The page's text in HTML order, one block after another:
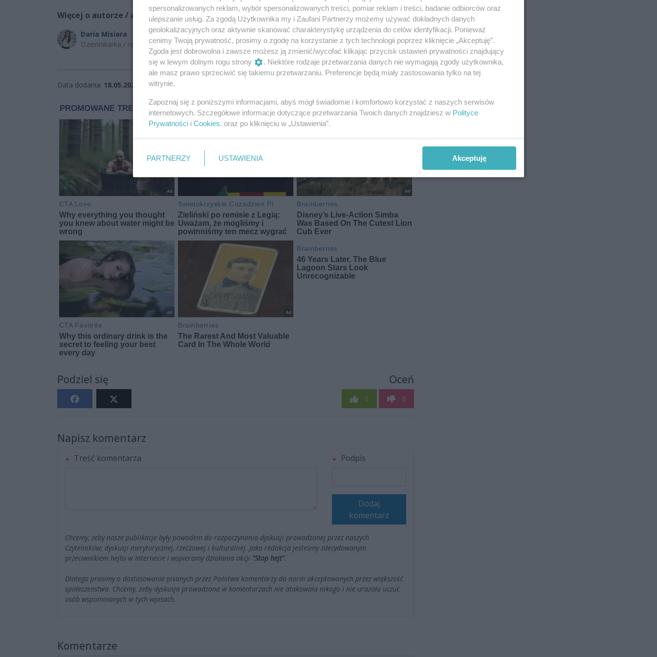
Więcej o autorze / autorach:
Daria Misiara
Dziennikarka / reporterka
Data dodania: 18.05.2026 09:37 Wyświetleń:
Podziel się Oceń
0 0
Napisz komentarz
Treść komentarza Podpis
Dodaj
komentarz
Chcemy, żeby nasze publikacje były powodem do rozpoczynania dyskusji prowadzonej przez naszych
Czytelników; dyskusji merytorycznej, rzeczowej i kulturalnej. Jako redakcja jesteśmy zdecydowanym
przeciwnikiem hejtu w Internecie i wspieramy działania akcji "Stop hejt".
Dlatego prosimy o dostosowanie pisanych przez Państwa komentarzy do norm akceptowanych przez większość
społeczeństwa. Chcemy, żeby dyskusja prowadzona w komentarzach nie atakowała nikogo i nie urażała uczuć
osób wspominanych w tych wpisach.
Komentarze
spersonalizowanych reklam, wybór spersonalizowanych treści, pomiar reklam i treści, badanie odbiorców oraz
ulepszanie usług. Za zgodą Użytkownika my i Zaufani Partnerzy możemy używać dokładnych danych
geolokalizacyjnych oraz aktywnie skanować charakterystykę urządzenia do celów identyfikacji. Ponieważ
cenimy Twoją prywatność, prosimy o zgodę na korzystanie z tych technologii poprzez kliknięcie „Akceptuję”.
Zgoda jest dobrowolna i zawsze możesz ją zmienić/wycofać klikając przycisk ustawień prywatności znajdujący
się w lewym dolnym rogu strony
. Niektóre rodzaje przetwarzania danych nie wymagają zgody użytkownika,
ale masz prawo sprzeciwić się takiemu przetwarzaniu. Preferencje będą miały zastosowania tylko na tej
witrynie.
Zapoznaj się z poniższymi informacjami, abyś mógł świadomie i komfortowo korzystać z naszych serwisów
internetowych. Szczegółowe informacje dotyczące przetwarzania Twoich danych znajdziesz w Polityce
Prywatności i Cookies. oraz po kliknięciu w „Ustawienia”.
PARTNERZY USTAWIENIA Akceptuję